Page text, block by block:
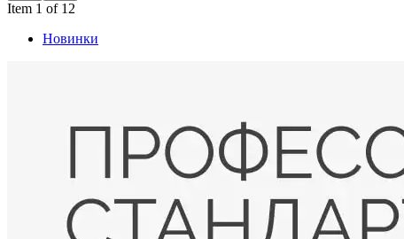
Item 1 of 12
Новинки